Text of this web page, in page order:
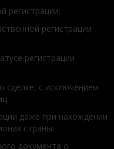
регистрации:
регистрации
регистрации
сделке, с исключением
даже при нахождении
страны.
документа о